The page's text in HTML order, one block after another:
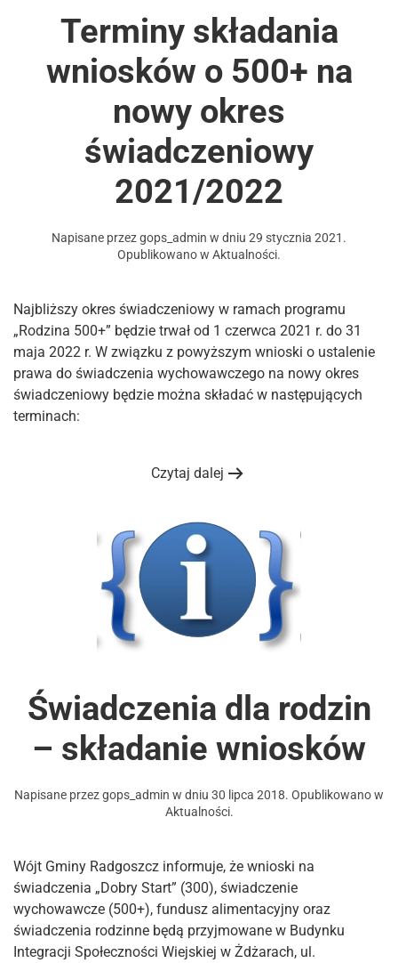
Terminy składania
wniosków o 500+ na
nowy okres
świadczeniowy
2021/2022
Napisane przezgops_admin w dniu 29 stycznia 2021 .
Opublikowano w Aktualności.
Najbliższy okres świadczeniowy w ramach programu
„Rodzina 500+” będzie trwał od 1 czerwca 2021 r. do 31
maja 2022 r. W związku z powyższym wnioski o ustalenie
prawa do świadczenia wychowawczego na nowy okres
świadczeniowy będzie można składać w następujących
terminach:
Czytaj dalej
Świadczenia dla rodzin
– składanie wniosków
Napisane przezgops_admin w dniu 30 lipca 2018. Opublikowano w
Aktualności.
Wójt Gminy Radgoszcz informuje, że wnioski na
świadczenia „Dobry Start” (300), świadczenie
wychowawcze (500+), fundusz alimentacyjny oraz
świadczenia rodzinne będą przyjmowane w Budynku
Integracji Społeczności Wiejskiej w Żdżarach, ul.